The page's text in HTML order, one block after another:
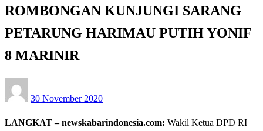
ROMBONGAN KUNJUNGI SARANG
PETARUNG HARIMAU PUTIH YONIF
8 MARINIR
on
30 November 2020
LANGKAT – newskabarindonesia.com: Wakil Ketua DPD RI